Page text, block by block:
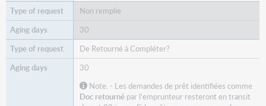
Non remplie
30
De Retourné à Compléter?
30
Note. - Les demandes de prêt identifiées comme
Doc retournépar l'emprunteur resteront en transit